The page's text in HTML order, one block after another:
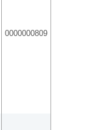
0000000809